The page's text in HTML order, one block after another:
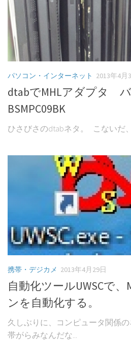
パソコン・インターネット 2013年4月
dtabでMHLアダプタ
BSMPC09BK
ひさびさのdtabネタ。 こないだ
携帯・デジカメ 2013年4月29日
自動化ツールUWSCで、
ンを自動化する。
久しぶりに、コンピュータ関係
帯がらみなんだな...